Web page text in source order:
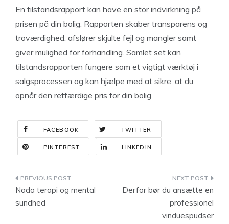
En tilstandsrapport kan have en stor indvirkning på
prisen på din bolig. Rapporten skaber transparens og
troværdighed, afslører skjulte fejl og mangler samt
giver mulighed for forhandling. Samlet set kan
tilstandsrapporten fungere som et vigtigt værktøj i
salgsprocessen og kan hjælpe med at sikre, at du
opnår den retfærdige pris for din bolig.
FACEBOOK TWITTER
PINTEREST LINKEDIN
Indlægsnavigation
Nada terapi og mental
sundhed
Derfor bør du ansætte en
professionel
vinduespudser